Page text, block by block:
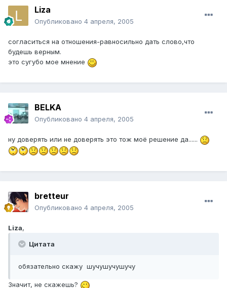
Liza
Опубликовано 4 апреля, 2005
согласиться на отношения-равносильно дать слово,что
будешь верным.
это сугубо мое мнение
BELKA
Опубликовано 4 апреля, 2005
ну доверять или не доверять это тож моё решение да......
bretteur
Опубликовано 4 апреля, 2005
Liza,
Цитата
обязательно скажу шучушучушучу
Значит, не скажешь?